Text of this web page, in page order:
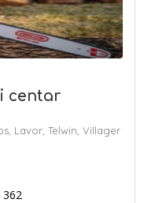
centar
Lavor, Telwin, Villager